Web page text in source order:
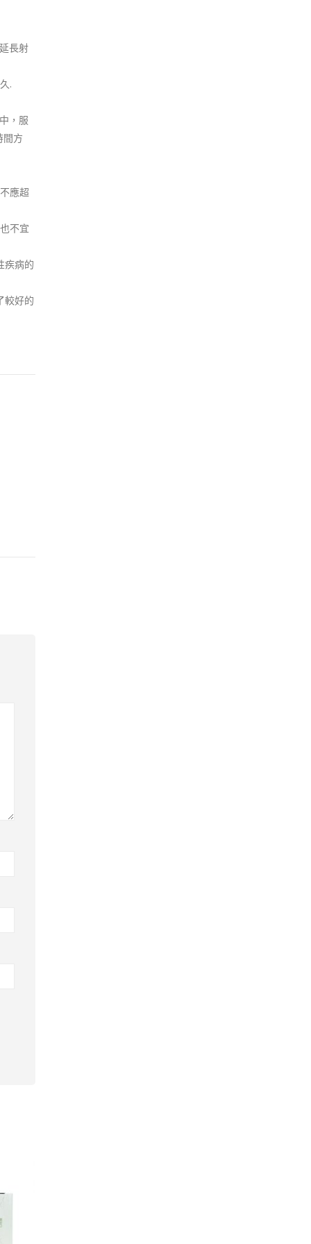
長射
.
，服
間方
應超
不宜
疾病的
較好的